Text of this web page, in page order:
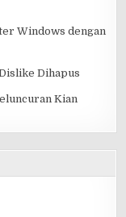
Windows dengan
Dihapus
Kian